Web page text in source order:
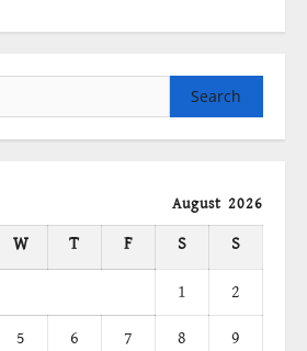
August 2026
W T F S
S
1
2
5 6 7 8
9